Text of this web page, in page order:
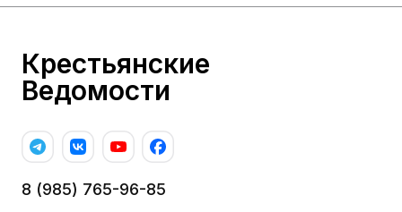
Крестьянские
Ведомости
8 (985) 765-96-85